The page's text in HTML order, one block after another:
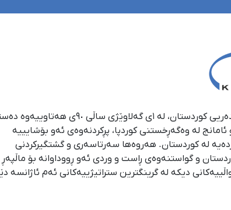
ئاژانسی هەواڵدەریی کوردستان، لە ١ی گەلاوێژی ساڵی ٩٠ی
ئامانج لە وەگەڕخستنی كوردپا، پڕكردنەوەی ئەو بۆشایییە
لە كوردستان. هەروەها سەرتاسەری و گشتگیركردنی
و گواستنەوەی ڕاست و وردی ئەو ڕووداوانە بۆ
دیكە لە گرینگترین ستراتیژییەكانی ئەم ئاژانسە